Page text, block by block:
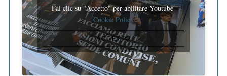
Fai clic su "Accetto" per abilitare Youtube
Cookie Policy
ACCETTO